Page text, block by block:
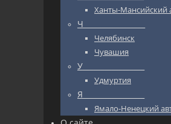
Ханты-
Ч_________________
Челябинск
Чувашия
У_________________
Удмуртия
Я_________________
Ямало-Ненецкий